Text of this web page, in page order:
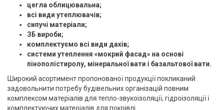
цегла облицювальна;
всі види утеплювачів;
сипучі матеріали;
ЗБ вироби;
комплектуємо всі види дахів;
системи утеплення «мокрий фасад» на основі
пінополістиролу, мінеральної вати і базальтової вати.
Широкий асортимент пропонованої продукції покликаний
задовольнити потребу будівельних організацій повним
комплексом матеріалів для тепло-звукоізоляції, гідроізоляції і
комплектуючих матеріалів для покрівлі.